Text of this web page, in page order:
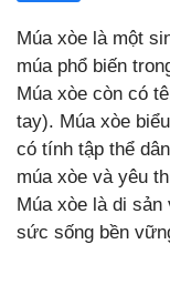
Múa xòe là một
múa phổ biến
Múa xòe còn có
tay). Múa xòe
có tính tập thể
múa xòe và yêu
Múa xòe là di
sức sống bền